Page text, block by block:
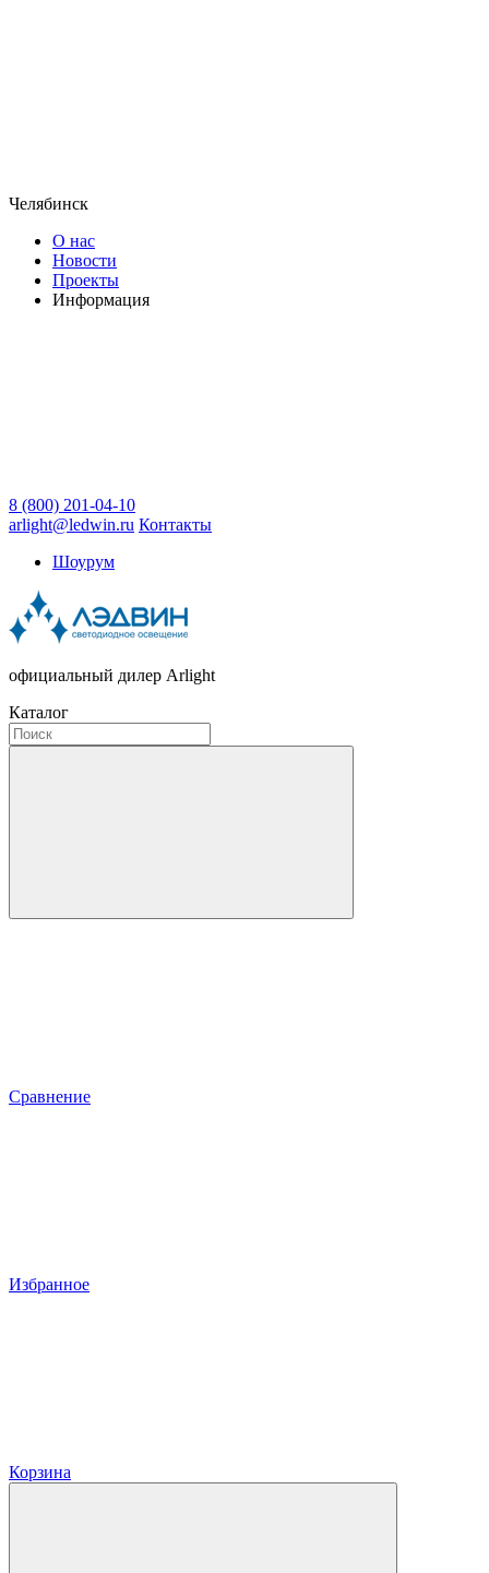
Челябинск
О нас
Новости
Проекты
Информация
8 (800) 201-04-10
arlight@ledwin.ru Контакты
Шоурум
официальный дилер Arlight
Каталог
Сравнение
Избранное
Корзина